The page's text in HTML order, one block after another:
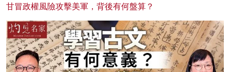
甘冒政權風險攻擊美軍，背後有何盤算？